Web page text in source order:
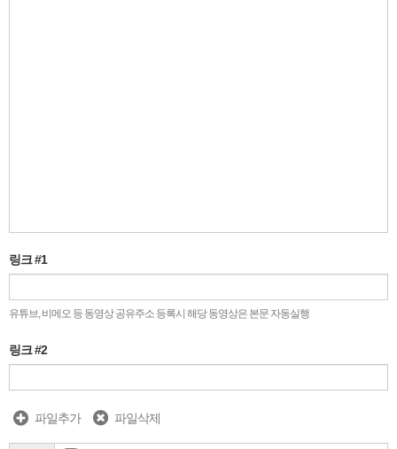
링크 #1
유튜브, 비메오 등 동영상 공유주소 등록시 해당 동영상은 본문 자동실행
링크 #2
파일추가 파일삭제